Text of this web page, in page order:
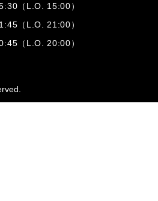
（L.O. 15:00）
（L.O. 21:00）
（L.O. 20:00）